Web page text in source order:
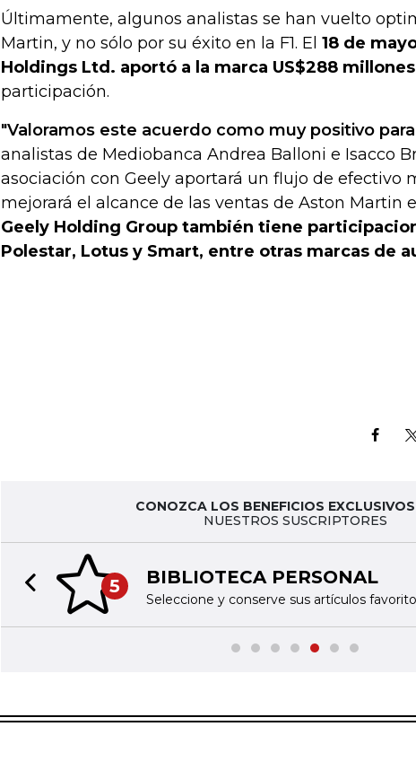
Últimamente, algunos analistas se han vuelto
Martin, y no sólo por su éxito en la F1. El 18 de
Holdings Ltd. aportó a la marca US$288
participación.
"Valoramos este acuerdo como muy positivo
analistas de Mediobanca Andrea Balloni e Isacco
asociación con Geely aportará un flujo de efectivo
mejorará el alcance de las ventas de Aston Martin
Geely Holding Group también tiene
Polestar, Lotus y Smart, entre otras marcas de
CONOZCA LOS BENEFICIOS
NUESTROS SUSCRIPTORES
5 BIBLIOTECA PERSONAL
Seleccione y conserve sus artículos
Previous slide